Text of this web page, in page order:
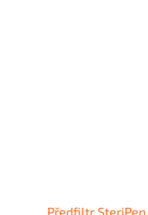
Předfiltr